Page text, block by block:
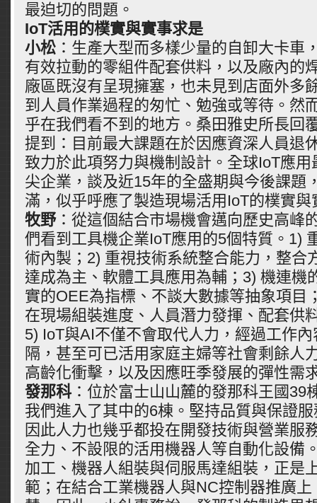
最迫切的問題。
IoT活用的樸實與實事求是
小松 ：生產大型而多樣少量的自卸大卡車
有效拉動的零組件配套供料，以及廠內的
廠區既沒有呈現擁塞，也未見到店面外多
到人員作業過程的匆忙、勉強或等待。然
乎在我們看不到的地方。桑田雅史所長回
提到：目前最大課題在於因應資深人員退
致力於此項努力與機制設計。全球IoT應
尖企業，談及近15年的全盛期與今後課題
滿，似乎呼應了製造現場活用IoT的樸實與
牧野：從這個結合市場機會邁向歷史高峰
們看到工具機企業IoT應用的5個特質。1)
術內製；2) 重視技術系統整合能力，整合
達成為主、軟體工具應用為輔；3) 機連機
實的OEE為指標、不談大數據等抽象項目
在現場組裝進度、人員潛力發揮、配套供
5) IoT與AI不僅不會取代人力，經過工作
隔，甚至可已活用家庭主婦等社會剩餘人
高齡化衝擊，以及因應旺季發展的彈性需
發那科：位於富士山山麓的發那科王國39
我們進入了其中的6棟。堅持品質與保證
因此人力也幾乎都投在開發技術與營業服
全力、不設限的活用機器人等自動化設備
加工、機器人組裝與伺服馬達組裝，正是
範；在結合工業機器人與NC控制器推廣